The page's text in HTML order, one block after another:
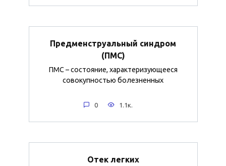
Предменструальный синдром
(ПМС)
ПМС – состояние, характеризующееся
совокупностью болезненных
0 1.1к.
Отек легких